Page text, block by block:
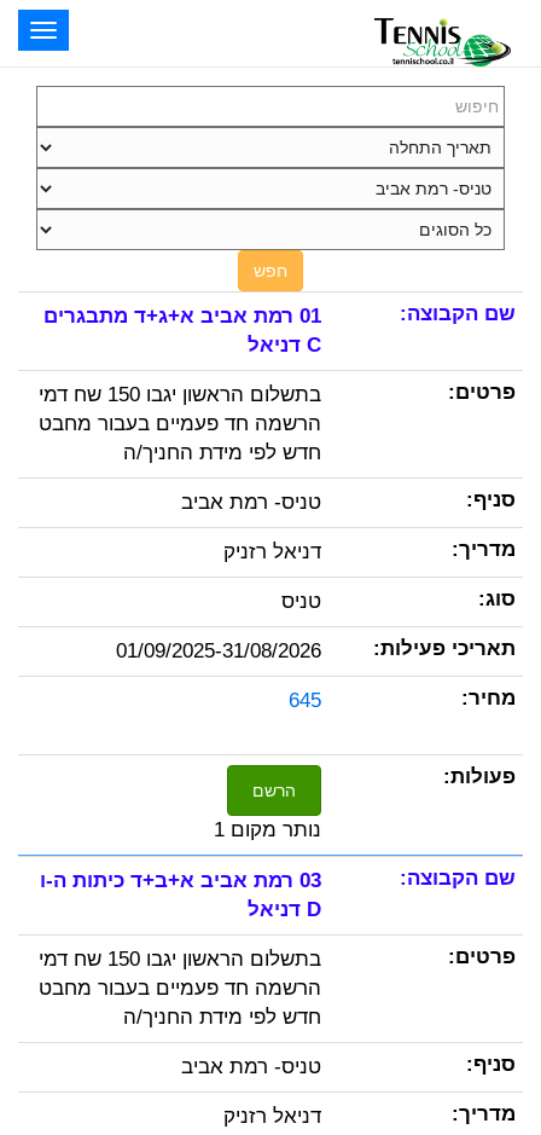
חפש
01 רמת אביב א+ג+ד מתבגרים
C דניאל
בתשלום הראשון יגבו 150 שח דמי
הרשמה חד פעמיים בעבור מחבט
חדש לפי מידת החניך/ה
טניס- רמת אביב
דניאל רזניק
טניס
01/09/2025-31/08/2026
645
הרשם
נותר מקום 1
03 רמת אביב א+ב+ד כיתות ה-ו
D דניאל
בתשלום הראשון יגבו 150 שח דמי
הרשמה חד פעמיים בעבור מחבט
חדש לפי מידת החניך/ה
טניס- רמת אביב
דניאל רזניק